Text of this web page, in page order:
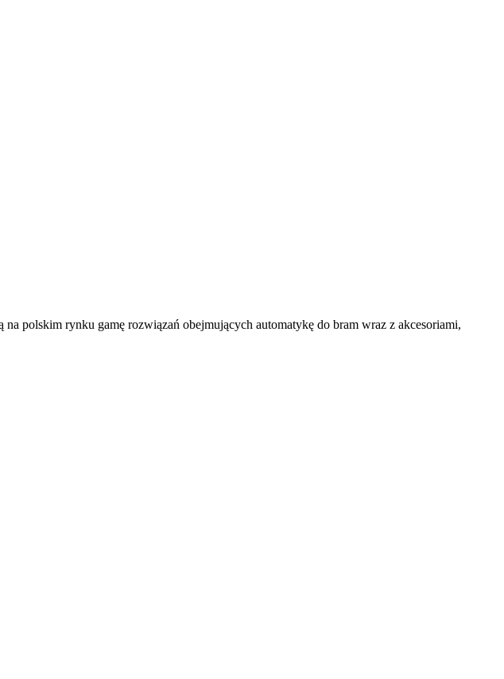
polskim rynku gamę rozwiązań obejmujących automatykę do bram wraz z akcesoriami,